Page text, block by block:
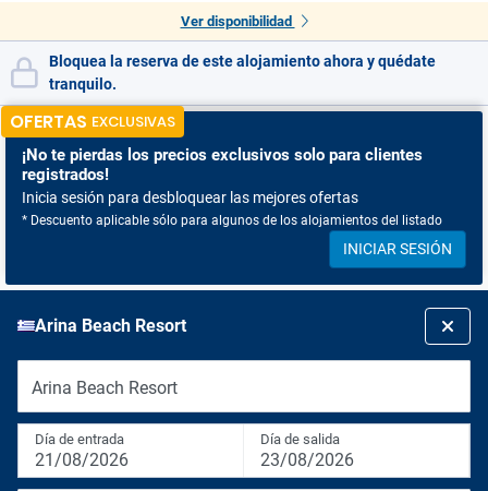
Ver disponibilidad
Bloquea la reserva de este alojamiento ahora y quédate
tranquilo.
OFERTAS EXCLUSIVAS
¡No te pierdas los precios exclusivos solo para clientes
registrados!
Inicia sesión para desbloquear las mejores ofertas
* Descuento aplicable sólo para algunos de los alojamientos del listado
INICIAR SESIÓN
Arina Beach Resort
Arina Beach Resort
Día de entrada
21/08/2026
Día de salida
23/08/2026